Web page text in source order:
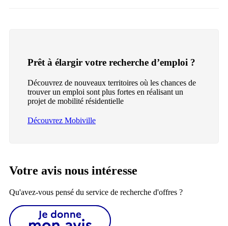
Prêt à élargir votre recherche d’emploi ?
Découvrez de nouveaux territoires où les chances de
trouver un emploi sont plus fortes en réalisant un
projet de mobilité résidentielle
Découvrez Mobiville
Votre avis nous intéresse
Qu'avez-vous pensé du service de recherche d'offres ?